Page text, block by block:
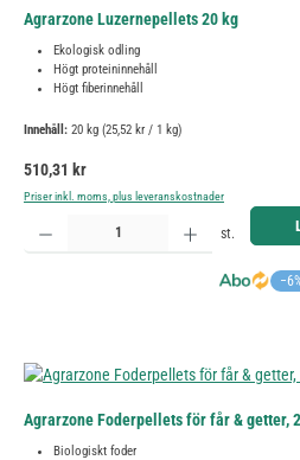
Agrarzone Luzernepellets 20 kg
Ekologisk odling
Högt proteininnehåll
Högt fiberinnehåll
Innehåll: 20 kg (25,52 kr / 1 kg)
Ordinarie pris:
510,31 kr
Priser inkl. moms, plus leveranskostnader
Produktkvantitet: Ange önskat belopp eller använd
st.
Agrarzone Foderpellets för får & getter,
Biologiskt foder